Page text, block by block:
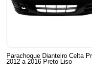
Parachoque Dianteiro Celta
2012 a 2016 Preto Liso